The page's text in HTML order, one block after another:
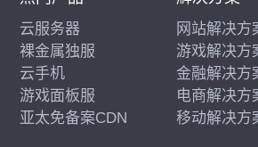
云服务器
裸金属独服
云手机
游戏面板服
亚太免备案CDN
网站解决方
游戏解决方
金融解决方
电商解决方
移动解决方